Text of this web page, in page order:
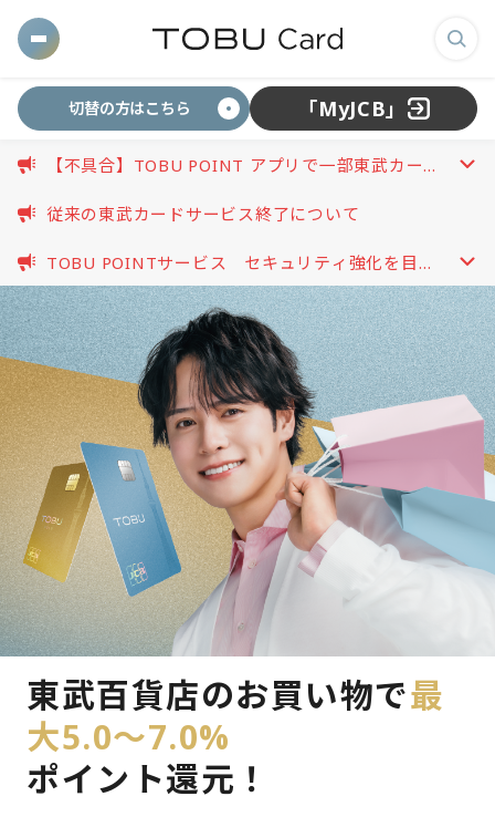
東
武
カ
ー
ド
メ
ニ
開
検
索
画
す
る
切替の方はこちら 「MyJCB」
【不具合】TOBU POINT アプリで一部東武カード
従来の東武カードサービス終了について
TOBU POINTサービス セキュリティ強化を目的
としたパスワード再設定のお願い（2026.08.03更
新）
く
新規入会＆条件達成で
最大12,000pt
プレゼント！
東武百貨店のお買い物で最
大5.0～7.0%
ポイント還元！
モバイルのPASMO定期券で
最大5.0～5.5％
元！